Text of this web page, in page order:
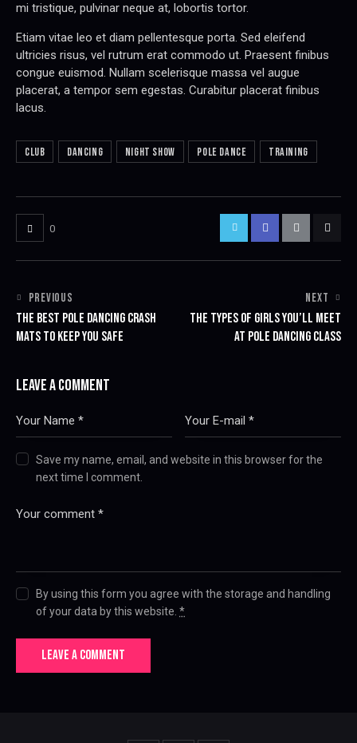
mi tristique, pulvinar neque at, lobortis tortor.
Etiam vitae leo et diam pellentesque porta. Sed eleifend
ultricies risus, vel rutrum erat commodo ut. Praesent finibus
congue euismod. Nullam scelerisque massa vel augue
placerat, a tempor sem egestas. Curabitur placerat finibus
lacus.
club dancing night show pole dance training
0
PREVIOUS
THE BEST POLE DANCING CRASH
MATS TO KEEP YOU SAFE
NEXT
THE TYPES OF GIRLS YOU’LL MEET
AT POLE DANCING CLASS
LEAVE A COMMENT
Save my name, email, and website in this browser for the
next time I comment.
By using this form you agree with the storage and handling
of your data by this website.*